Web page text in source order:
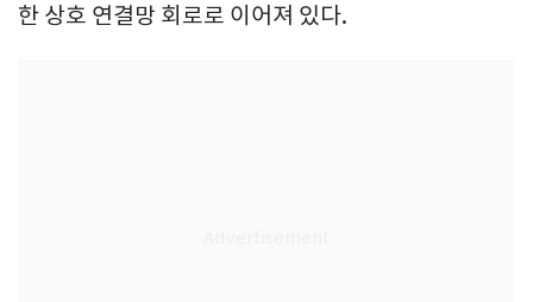
한 상호 연결망 회로로 이어져 있다.